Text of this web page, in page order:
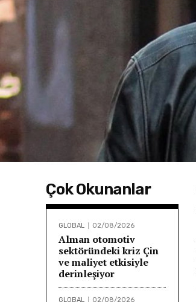
Çok Okunanlar
GLOBAL 02/08/2026
Alman otomotiv
sektöründeki kriz Çin
ve maliyet etkisiyle
derinleşiyor
GLOBAL 02/08/2026